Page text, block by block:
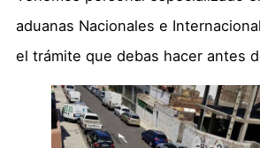
aduanas Nacionales e
el trámite que debas hacer antes